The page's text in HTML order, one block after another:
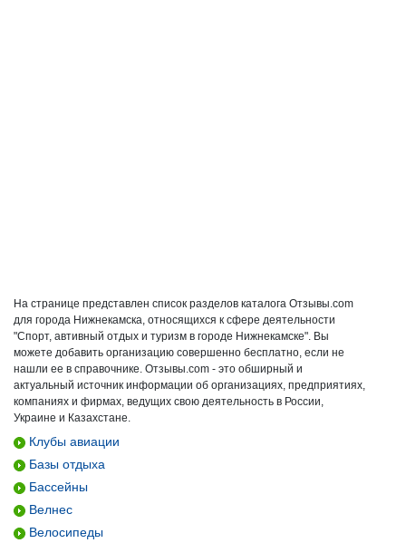
На странице представлен список разделов каталога Отзывы.com
для города Нижнекамска, относящихся к сфере деятельности
"Спорт, автивный отдых и туризм в городе Нижнекамске". Вы
можете добавить организацию совершенно бесплатно, если не
нашли ее в справочнике. Отзывы.com - это обширный и
актуальный источник информации об организациях, предприятиях,
компаниях и фирмах, ведущих свою деятельность в России,
Украине и Казахстане.
Клубы авиации
Базы отдыха
Бассейны
Велнес
Велосипеды